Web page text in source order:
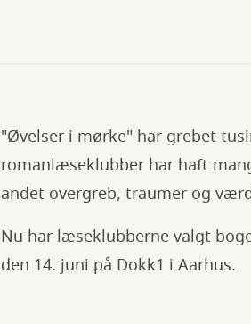
"Øvelser i mørke" har grebet
romanlæseklubber har haft
andet overgreb, traumer og
Nu har læseklubberne valgt
den 14. juni på Dokk1 i Aarhus.